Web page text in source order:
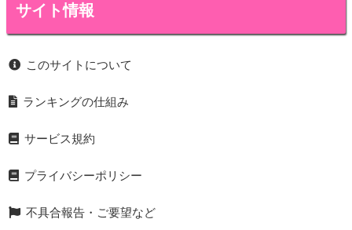
サイト情報
このサイトについて
ランキングの仕組み
サービス規約
プライバシーポリシー
不具合報告・ご要望など